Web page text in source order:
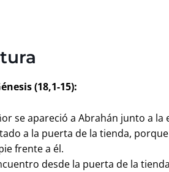
(18,1-15):
se apareció a Abrahán junto a la
a la puerta de la tienda,
frente a él.
desde la puerta de la